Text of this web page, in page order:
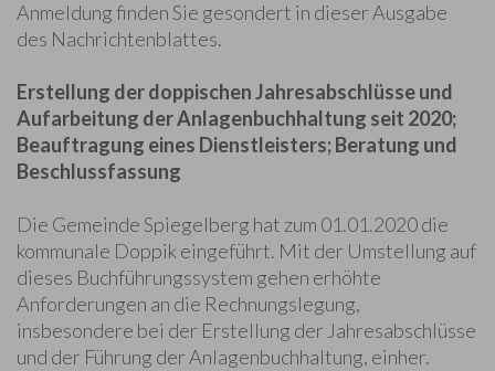
Anmeldung finden Sie gesondert in dieser Ausgabe
des Nachrichtenblattes.
Erstellung der doppischen Jahresabschlüsse und
Aufarbeitung der Anlagenbuchhaltung seit 2020;
Beauftragung eines Dienstleisters; Beratung und
Beschlussfassung
Die Gemeinde Spiegelberg hat zum 01.01.2020 die
kommunale Doppik eingeführt. Mit der Umstellung auf
dieses Buchführungssystem gehen erhöhte
Anforderungen an die Rechnungslegung,
insbesondere bei der Erstellung der Jahresabschlüsse
und der Führung der Anlagenbuchhaltung, einher.